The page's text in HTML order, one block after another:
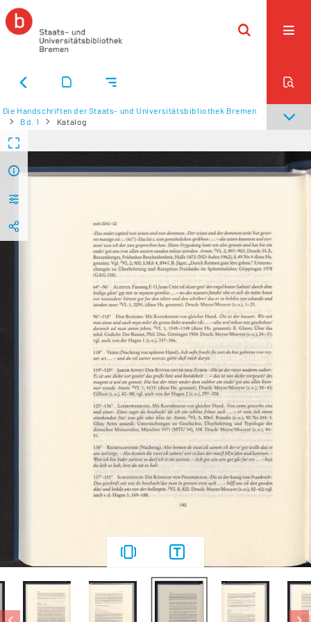
Die Handschriften der Staats- und Universitätsbibliothek Bremen
Bd. 1
Katalog